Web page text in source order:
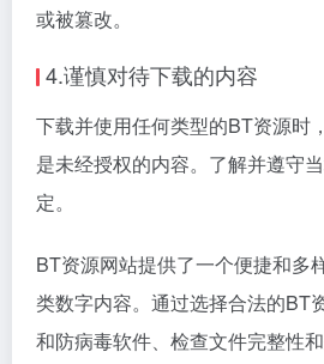
或被篡改。
4.谨慎对待下载的内容
下载并使用任何类型的BT资源时
是未经授权的内容。了解并遵守
定。
BT资源网站提供了一个便捷和多
类数字内容。通过选择合法的BT
和防病毒软件、检查文件完整性